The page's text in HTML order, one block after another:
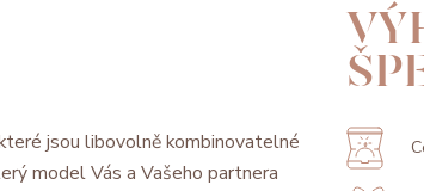
jsou libovolně kombinovatelné
model Vás a Vašeho partnera